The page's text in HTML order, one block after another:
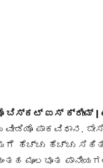
ಬಿಸ್ಕಟ್ ಐಸ್ ಕ್ರೀಮ್
ಪಾಕವಿಧಾನ.
ಹೆಚ್ಚು ಹೆಚ್ಚು
ಮೂಲಭೂತ